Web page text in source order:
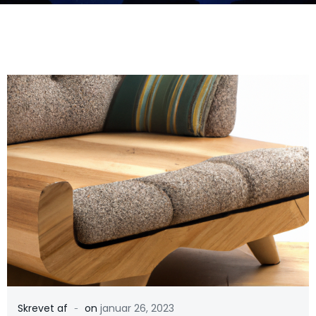
Skrevet af - on januar 26, 2023